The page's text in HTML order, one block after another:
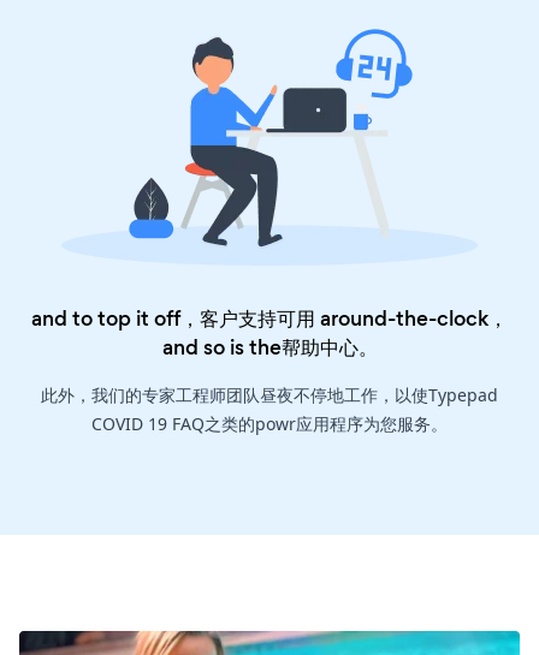
and to top it off，客户支持可用 around-the-clock，
and so is the帮助中心。
此外，我们的专家工程师团队昼夜不停地工作，以使Typepad
COVID 19 FAQ之类的powr应用程序为您服务。